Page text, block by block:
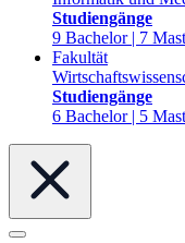
Studiengänge
9 Bachelor | 7
Fakultät
Studiengänge
6 Bachelor | 5